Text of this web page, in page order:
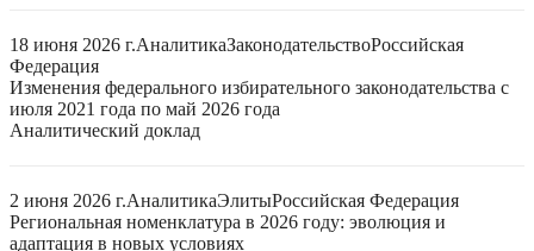
18 июня 2026 г.АналитикаЗаконодательствоРоссийская
Федерация
Изменения федерального избирательного законодательства с
июля 2021 года по май 2026 года
Аналитический доклад
2 июня 2026 г.АналитикаЭлитыРоссийская Федерация
Региональная номенклатура в 2026 году: эволюция и
адаптация в новых условиях